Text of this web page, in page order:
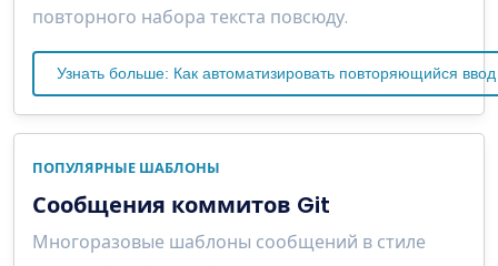
повторного набора текста повсюду.
Узнать больше: Как автоматизировать повторяющийся ввод
ПОПУЛЯРНЫЕ ШАБЛОНЫ
Сообщения коммитов Git
Многоразовые шаблоны сообщений в стиле